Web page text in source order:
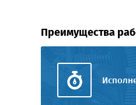
Преимущества